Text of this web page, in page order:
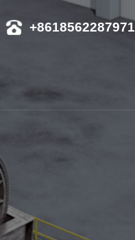
+8618562287971